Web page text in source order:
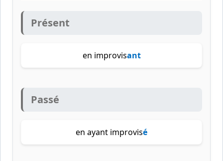
Présent
en improvisant
Passé
en ayant improvisé